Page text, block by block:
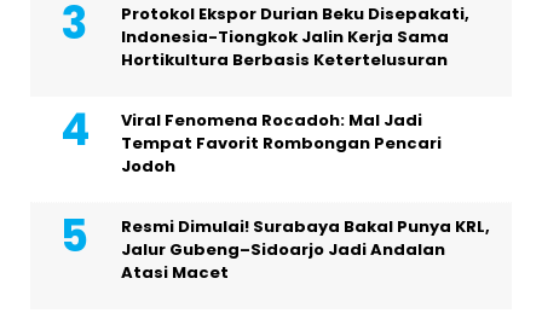
Protokol Ekspor Durian Beku Disepakati,
Indonesia-Tiongkok Jalin Kerja Sama
Hortikultura Berbasis Ketertelusuran
Viral Fenomena Rocadoh: Mal Jadi
Tempat Favorit Rombongan Pencari
Jodoh
Resmi Dimulai! Surabaya Bakal Punya KRL,
Jalur Gubeng–Sidoarjo Jadi Andalan
Atasi Macet